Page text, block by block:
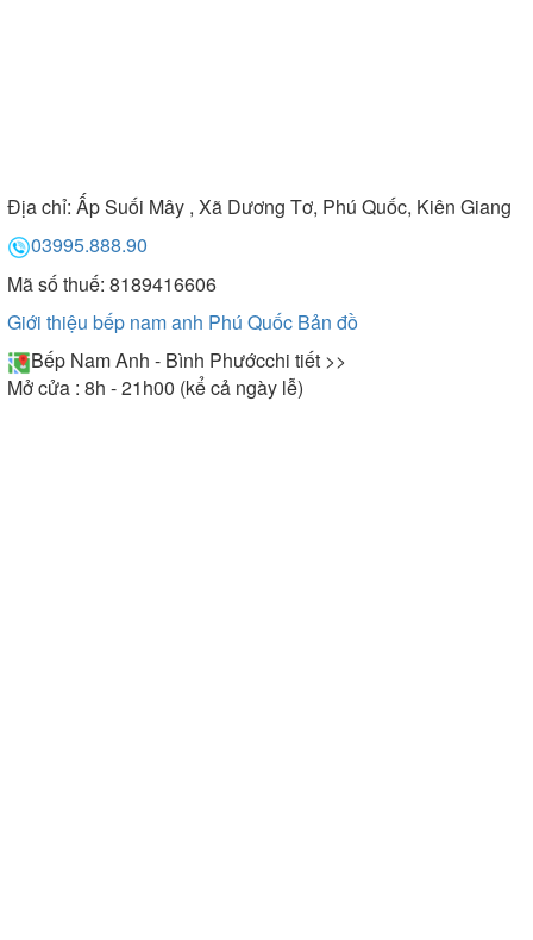
Địa chỉ: Ấp Suối Mây , Xã Dương Tơ, Phú Quốc, Kiên Giang
03995.888.90
Mã số thuế: 8189416606
Giới thiệu bếp nam anh Phú Quốc Bản đồ
Bếp Nam Anh - Bình Phướcchi tiết >>
Mở cửa : 8h - 21h00 (kể cả ngày lễ)